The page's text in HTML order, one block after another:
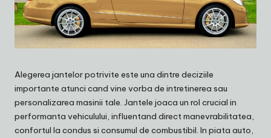
Alegerea jantelor potrivite este una dintre deciziile
importante atunci cand vine vorba de intretinerea sau
personalizarea masinii tale. Jantele joaca un rol crucial in
performanta vehiculului, influentand direct manevrabilitatea,
confortul la condus si consumul de combustibil. In piata auto,